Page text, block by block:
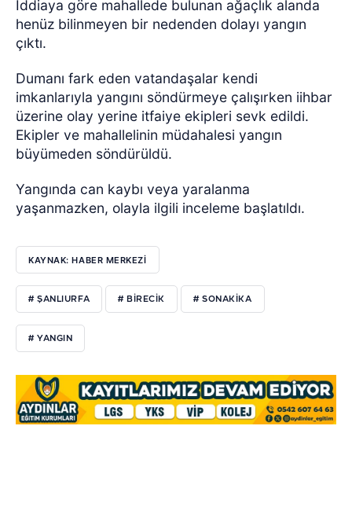
İddiaya göre mahallede bulunan ağaçlık alanda
henüz bilinmeyen bir nedenden dolayı yangın
çıktı.
Dumanı fark eden vatandaşalar kendi
imkanlarıyla yangını söndürmeye çalışırken iihbar
üzerine olay yerine itfaiye ekipleri sevk edildi.
Ekipler ve mahallelinin müdahalesi yangın
büyümeden söndürüldü.
Yangında can kaybı veya yaralanma
yaşanmazken, olayla ilgili inceleme başlatıldı.
KAYNAK: HABER MERKEZİ
# ŞANLIURFA # BIRECIK # SONAKIKA
# YANGIN